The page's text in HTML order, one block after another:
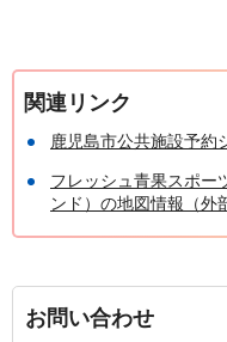
関連リンク
鹿児島市公共施設予約
フレッシュ青果スポー
ンド）の地図情報（外
お問い合わせ